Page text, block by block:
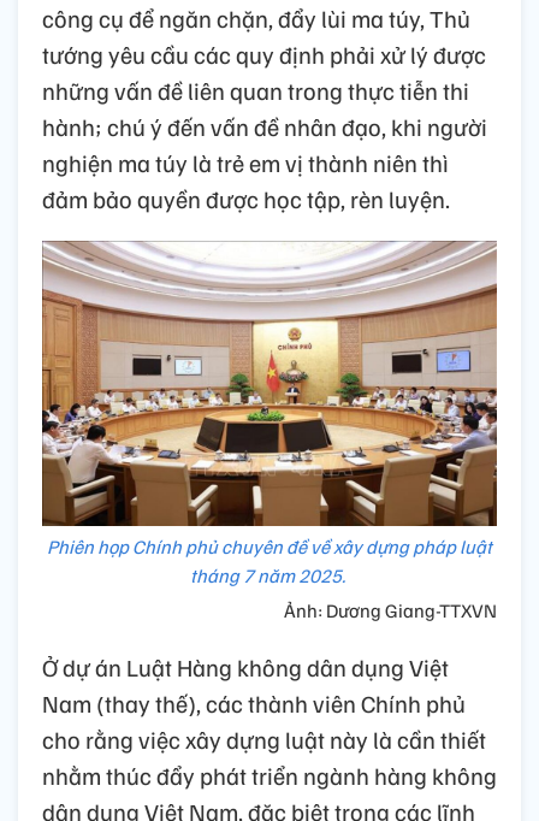
công cụ để ngăn chặn, đẩy lùi ma túy, Thủ
tướng yêu cầu các quy định phải xử lý được
những vấn đề liên quan trong thực tiễn thi
hành; chú ý đến vấn đề nhân đạo, khi người
nghiện ma túy là trẻ em vị thành niên thì
đảm bảo quyền được học tập, rèn luyện.
Phiên họp Chính phủ chuyên đề về xây dựng pháp luật
tháng 7 năm 2025.
Ảnh: Dương Giang-TTXVN
Ở dự án Luật Hàng không dân dụng Việt
Nam (thay thế), các thành viên Chính phủ
cho rằng việc xây dựng luật này là cần thiết
nhằm thúc đẩy phát triển ngành hàng không
dân dụng Việt Nam, đặc biệt trong các lĩnh